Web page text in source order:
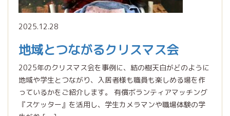
2025.12.28
地域とつながるクリスマス会
2025年のクリスマス会を事例に、結の樹天白がどのように
地域や学生とつながり、入居者様も職員も楽しめる場を作
っているかをご紹介します。 有償ボランティアマッチング
『スケッター』を活用し、学生カメラマンや職場体験の学